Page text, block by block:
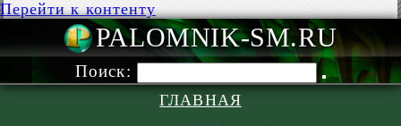
Перейти к контенту
PALOMNIK-
Поиск:
ГЛАВНАЯ